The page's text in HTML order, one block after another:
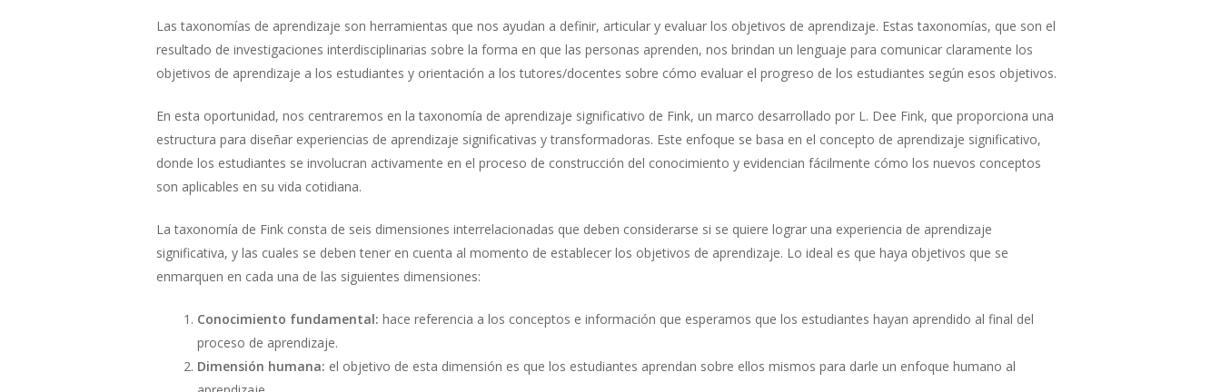
Las taxonomías de aprendizaje son herramientas que nos ayudan a definir, articular y evaluar los objetivos de aprendizaje. Estas taxonomías, que son el
resultado de investigaciones interdisciplinarias sobre la forma en que las personas aprenden, nos brindan un lenguaje para comunicar claramente los
objetivos de aprendizaje a los estudiantes y orientación a los tutores/docentes sobre cómo evaluar el progreso de los estudiantes según esos objetivos.
En esta oportunidad, nos centraremos en la taxonomía de aprendizaje significativo de Fink, un marco desarrollado por L. Dee Fink, que proporciona una
estructura para diseñar experiencias de aprendizaje significativas y transformadoras. Este enfoque se basa en el concepto de aprendizaje significativo,
donde los estudiantes se involucran activamente en el proceso de construcción del conocimiento y evidencian fácilmente cómo los nuevos conceptos
son aplicables en su vida cotidiana.
La taxonomía de Fink consta de seis dimensiones interrelacionadas que deben considerarse si se quiere lograr una experiencia de aprendizaje
significativa, y las cuales se deben tener en cuenta al momento de establecer los objetivos de aprendizaje. Lo ideal es que haya objetivos que se
enmarquen en cada una de las siguientes dimensiones:
Conocimiento fundamental: hace referencia a los conceptos e información que esperamos que los estudiantes hayan aprendido al final del
proceso de aprendizaje.
Dimensión humana: el objetivo de esta dimensión es que los estudiantes aprendan sobre ellos mismos para darle un enfoque humano al